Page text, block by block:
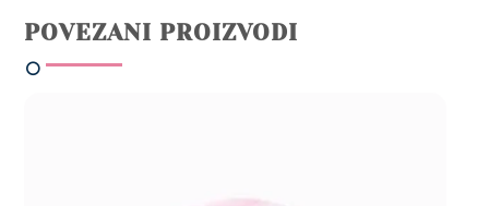
POVEZANI PROIZVODI